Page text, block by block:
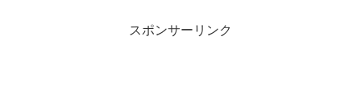
スポンサーリンク